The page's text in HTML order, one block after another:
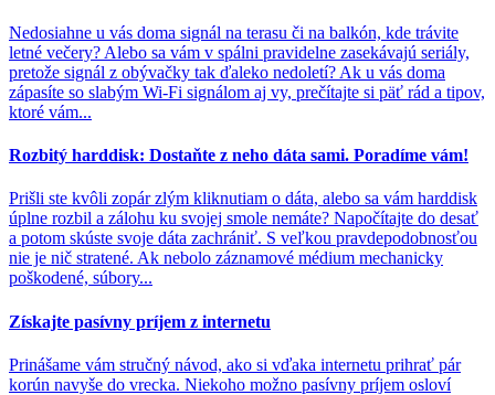
Nedosiahne u vás doma signál na terasu či na balkón, kde trávite
letné večery? Alebo sa vám v spálni pravidelne zasekávajú seriály,
pretože signál z obývačky tak ďaleko nedoletí? Ak u vás doma
zápasíte so slabým Wi-Fi signálom aj vy, prečítajte si päť rád a tipov,
ktoré vám...
Rozbitý harddisk: Dostaňte z neho dáta sami. Poradíme vám!
Prišli ste kvôli zopár zlým kliknutiam o dáta, alebo sa vám harddisk
úplne rozbil a zálohu ku svojej smole nemáte? Napočítajte do desať
a potom skúste svoje dáta zachrániť. S veľkou pravdepodobnosťou
nie je nič stratené. Ak nebolo záznamové médium mechanicky
poškodené, súbory...
Získajte pasívny príjem z internetu
Prinášame vám stručný návod, ako si vďaka internetu prihrať pár
korún navyše do vrecka. Niekoho možno pasívny príjem osloví